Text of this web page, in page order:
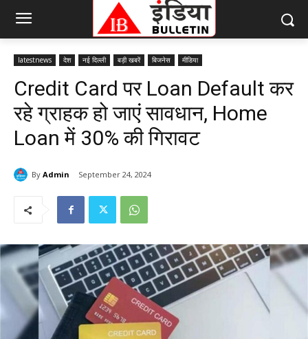
latestnews देश नई दिल्ली बड़ी खबरें बिजनेस मीडिया
Credit Card पर Loan Default कर
रहे ग्राहक हो जाएं सावधान, Home
Loan में 30% की गिरावट
By Admin September 24, 2024